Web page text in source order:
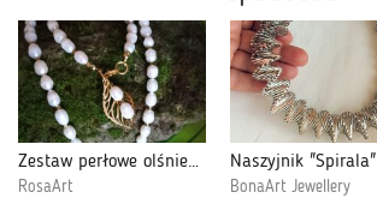
Zestaw perłowe olśnienie
RosaArt
Naszyjnik "Spirala"
BonaArt Jewellery